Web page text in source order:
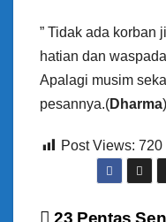
” Tidak ada korban
hatian dan
Apalagi musim
pesannya.(Dharma)
Post Views: 720